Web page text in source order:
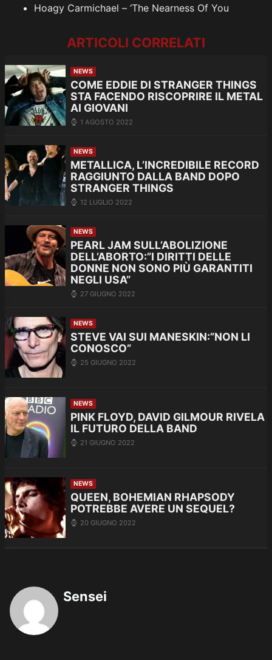
Hoagy Carmichael – ‘The Nearness Of You
ARTICOLI CORRELATI
NEWS
COME EDDIE DI STRANGER THINGS
STA FACENDO RISCOPRIRE IL METAL
AI GIOVANI
1 AGOSTO 2022
NEWS
METALLICA, L’INCREDIBILE RECORD
RAGGIUNTO DALLA BAND DOPO
STRANGER THINGS
12 LUGLIO 2022
NEWS
PEARL JAM SULL’ABOLIZIONE
DELL’ABORTO:”I DIRITTI DELLE
DONNE NON SONO PIÙ GARANTITI
NEGLI USA”
27 GIUGNO 2022
NEWS
STEVE VAI SUI MANESKIN:”NON LI
CONOSCO”
25 GIUGNO 2022
NEWS
PINK FLOYD, DAVID GILMOUR RIVELA
IL FUTURO DELLA BAND
21 GIUGNO 2022
NEWS
QUEEN, BOHEMIAN RHAPSODY
POTREBBE AVERE UN SEQUEL?
20 GIUGNO 2022
Sensei